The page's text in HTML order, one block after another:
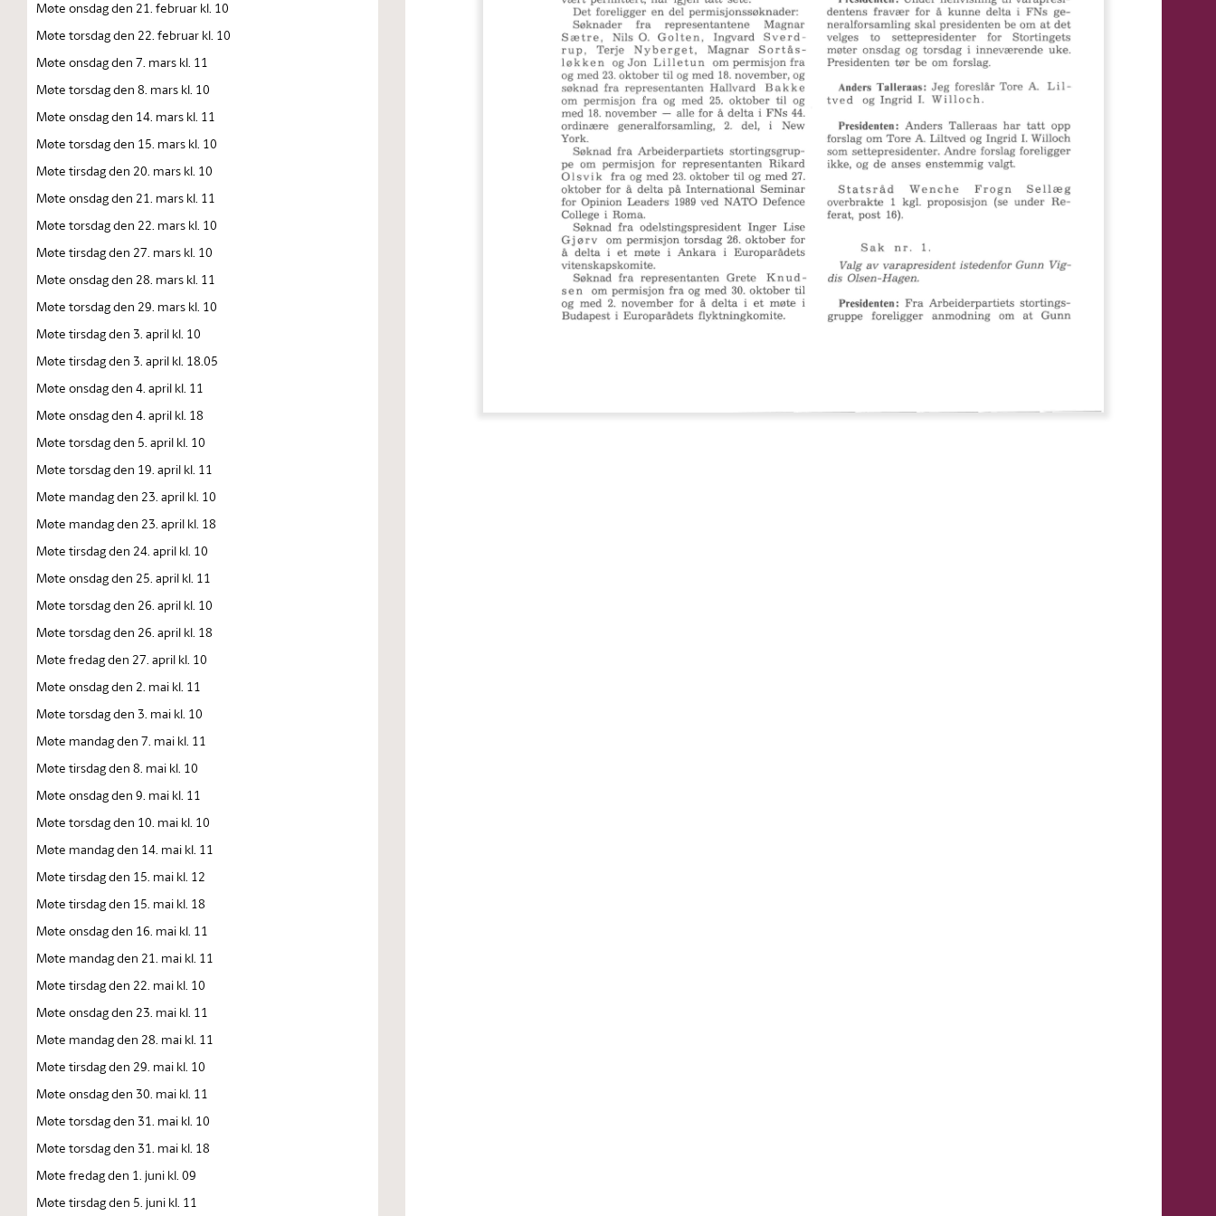
Møte onsdag den 21. februar kl. 10
Møte torsdag den 22. februar kl. 10
Møte onsdag den 7. mars kl. 11
Møte torsdag den 8. mars kl. 10
Møte onsdag den 14. mars kl. 11
Møte torsdag den 15. mars kl. 10
Møte tirsdag den 20. mars kl. 10
Møte onsdag den 21. mars kl. 11
Møte torsdag den 22. mars kl. 10
Møte tirsdag den 27. mars kl. 10
Møte onsdag den 28. mars kl. 11
Møte torsdag den 29. mars kl. 10
Møte tirsdag den 3. april kl. 10
Møte tirsdag den 3. april kl. 18.05
Møte onsdag den 4. april kl. 11
Møte onsdag den 4. april kl. 18
Møte torsdag den 5. april kl. 10
Møte torsdag den 19. april kl. 11
Møte mandag den 23. april kl. 10
Møte mandag den 23. april kl. 18
Møte tirsdag den 24. april kl. 10
Møte onsdag den 25. april kl. 11
Møte torsdag den 26. april kl. 10
Møte torsdag den 26. april kl. 18
Møte fredag den 27. april kl. 10
Møte onsdag den 2. mai kl. 11
Møte torsdag den 3. mai kl. 10
Møte mandag den 7. mai kl. 11
Møte tirsdag den 8. mai kl. 10
Møte onsdag den 9. mai kl. 11
Møte torsdag den 10. mai kl. 10
Møte mandag den 14. mai kl. 11
Møte tirsdag den 15. mai kl. 12
Møte tirsdag den 15. mai kl. 18
Møte onsdag den 16. mai kl. 11
Møte mandag den 21. mai kl. 11
Møte tirsdag den 22. mai kl. 10
Møte onsdag den 23. mai kl. 11
Møte mandag den 28. mai kl. 11
Møte tirsdag den 29. mai kl. 10
Møte onsdag den 30. mai kl. 11
Møte torsdag den 31. mai kl. 10
Møte torsdag den 31. mai kl. 18
Møte fredag den 1. juni kl. 09
Møte tirsdag den 5. juni kl. 11